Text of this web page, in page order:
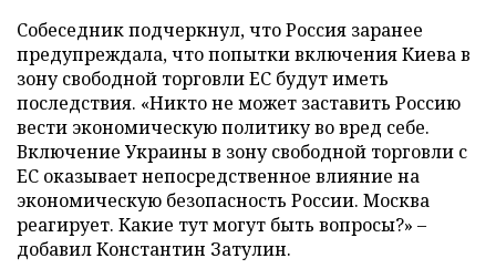
Собеседник подчеркнул, что Россия заранее
предупреждала, что попытки включения Киева в
зону свободной торговли ЕС будут иметь
последствия. «Никто не может заставить Россию
вести экономическую политику во вред себе.
Включение Украины в зону свободной торговли с
ЕС оказывает непосредственное влияние на
экономическую безопасность России. Москва
реагирует. Какие тут могут быть вопросы?» –
добавил Константин Затулин.